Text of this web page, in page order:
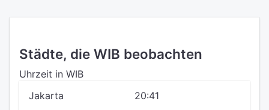
Städte, die WIB beobachten
Uhrzeit in WIB
Jakarta
20:41